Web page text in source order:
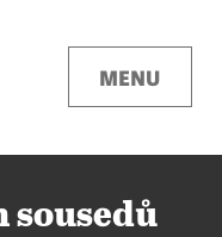
MENU
sousedů